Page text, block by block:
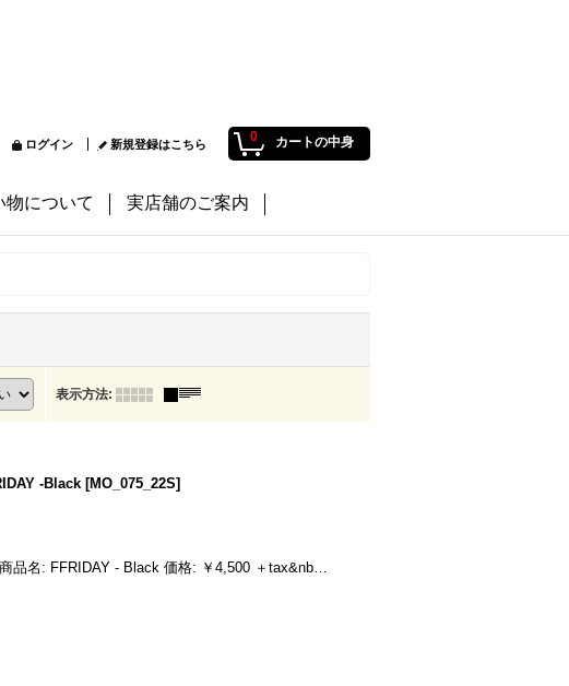
0 カートの中身
ログイン 新規登録はこちら
物について 実店舗のご案内
表示方法:
-Black [MO_075_22S]
品名: FFRIDAY - Black 価格: ￥4,500 ＋tax&nb…